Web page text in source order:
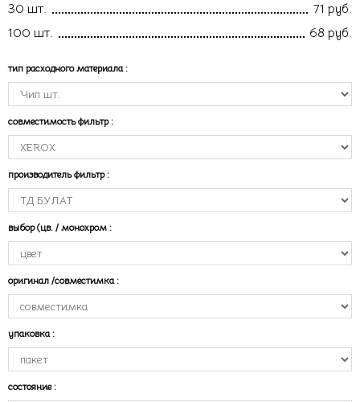
30 шт.
71 руб.
100 шт.
68 руб.
тип расходного материала :
совместимость фильтр :
производитель фильтр :
выбор (цв. / монохром :
оригинал /совместимка :
упаковка :
состояние :